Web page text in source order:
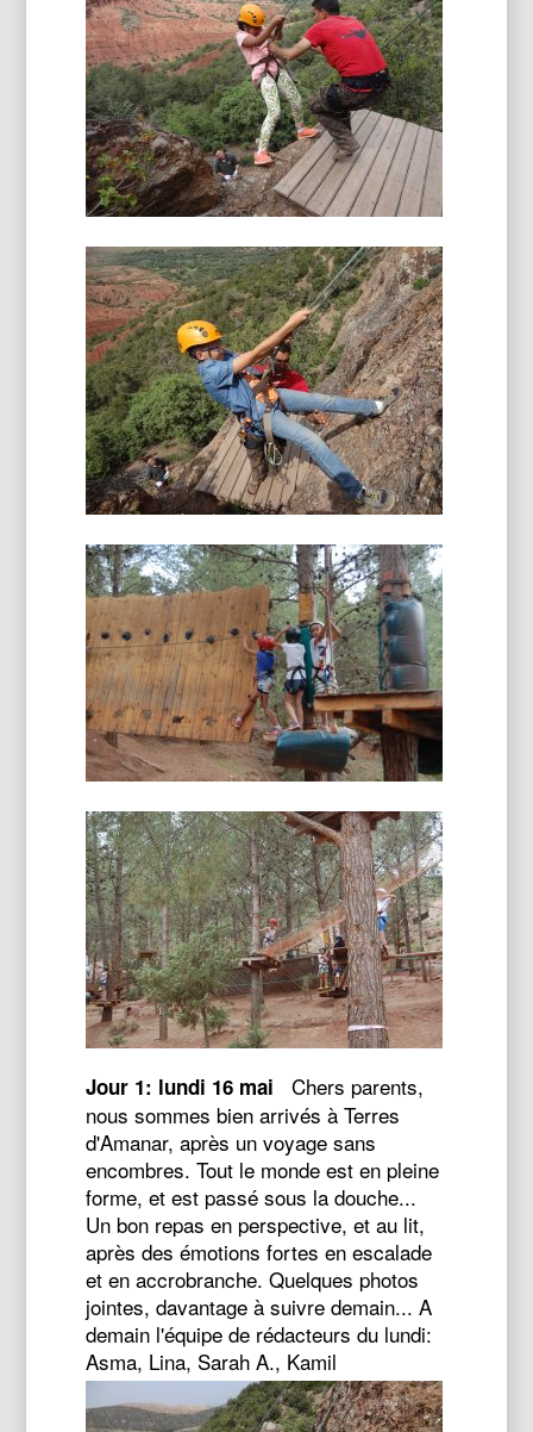
Jour 1: lundi 16 mai Chers parents,
nous sommes bien arrivés à Terres
d'Amanar, après un voyage sans
encombres. Tout le monde est en pleine
forme, et est passé sous la douche...
Un bon repas en perspective, et au lit,
après des émotions fortes en escalade
et en accrobranche. Quelques photos
jointes, davantage à suivre demain... A
demain l'équipe de rédacteurs du lundi:
Asma, Lina, Sarah A., Kamil